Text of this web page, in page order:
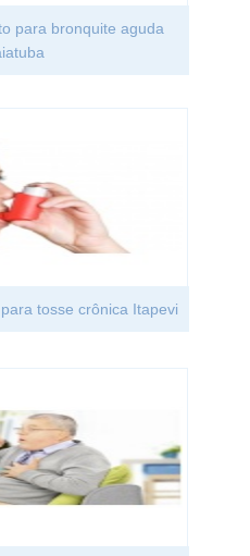
para bronquite aguda
tosse crônica Itapevi